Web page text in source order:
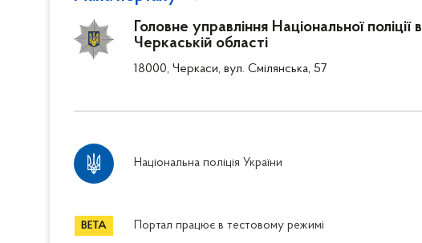
Головне управління Національної поліції в
Черкаській області
18000, Черкаси, вул. Смілянська, 57
Національна поліція України
Портал працює в тестовому режимі